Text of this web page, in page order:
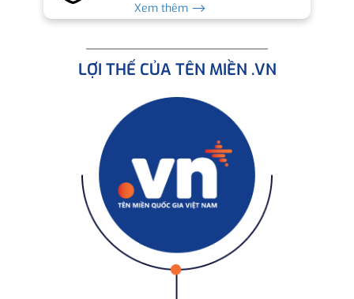
Xem thêm ⟶
LỢI THẾ CỦA TÊN MIỀN .VN